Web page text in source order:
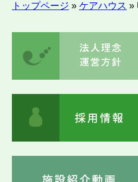
トップページ » ケアハウス »